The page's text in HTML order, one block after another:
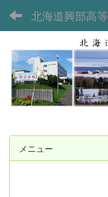
北海道興部高
メニュー